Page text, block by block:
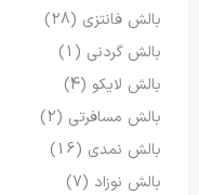
بالش فانتزی (28)
بالش گردنی (1)
بالش لایکو (4)
بالش مسافرتی (2)
بالش نمدی (16)
بالش نوزاد (7)